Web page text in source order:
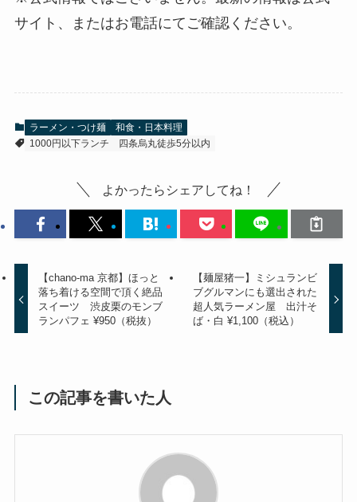
サイト、またはお電話にてご確認ください。
ラーメン・つけ麺
和食・日本料理
1000円以下ランチ
四条烏丸徒歩5分以内
よかったらシェアしてね！
【chano-ma 京都】ほっと
落ち着ける空間で頂く絶品
スイーツ 渋皮栗のモンブ
ランパフェ ¥950（税抜）
【麺屋猪一】ミシュランビ
ブグルマンにも選出された
超人気ラーメン屋 出汁そ
ば・白 ¥1,100（税込）
この記事を書いた人